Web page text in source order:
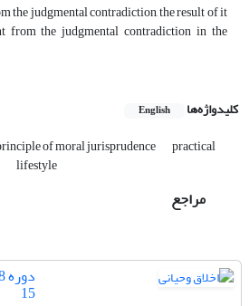
the judgmental contradiction, the result of it
from the judgmental contradiction in the
کلیدواژه‌ها English
of moral jurisprudence practical
lifestyle
مراجع
15